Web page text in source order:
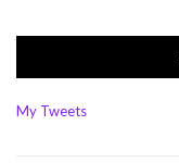
My Tweets